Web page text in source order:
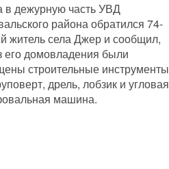
в дежурную часть УВД
района обратился 74-
житель села Джер и сообщил,
его домовладения были
строительные инструменты
дрель, лобзик и угловая
машина.